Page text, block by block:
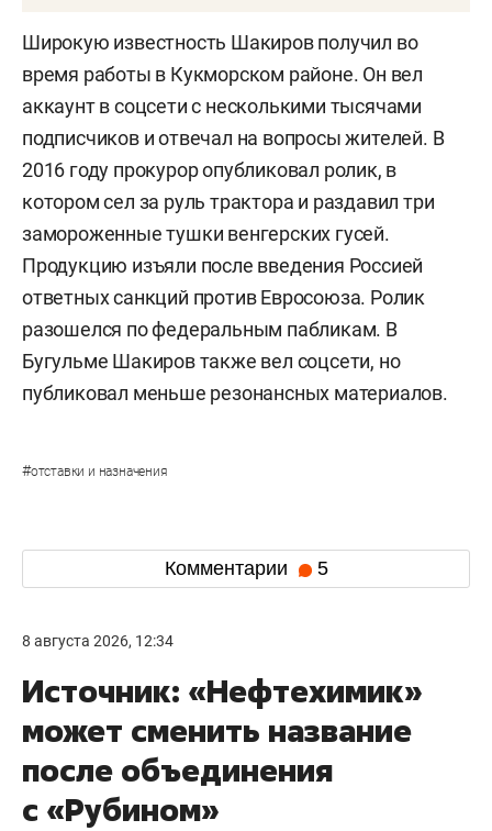
Широкую известность Шакиров получил во
время работы в Кукморском районе. Он вел
аккаунт в соцсети с несколькими тысячами
подписчиков и отвечал на вопросы жителей. В
2016 году прокурор опубликовал ролик, в
котором сел за руль трактора и раздавил три
замороженные тушки венгерских гусей.
Продукцию изъяли после введения Россией
ответных санкций против Евросоюза. Ролик
разошелся по федеральным пабликам. В
Бугульме Шакиров также вел соцсети, но
публиковал меньше резонансных материалов.
#отставки и назначения
Комментарии 5
8 августа 2026, 12:34
Источник: «Нефтехимик»
может сменить название
после объединения
с «Рубином»